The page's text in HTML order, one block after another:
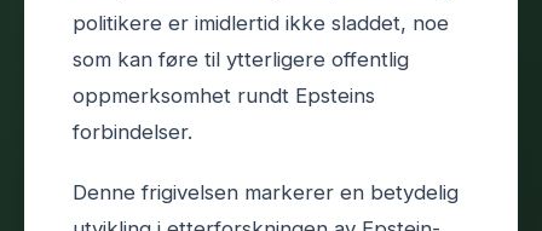
politikere er imidlertid ikke sladdet, noe
som kan føre til ytterligere offentlig
oppmerksomhet rundt Epsteins
forbindelser.
Denne frigivelsen markerer en betydelig